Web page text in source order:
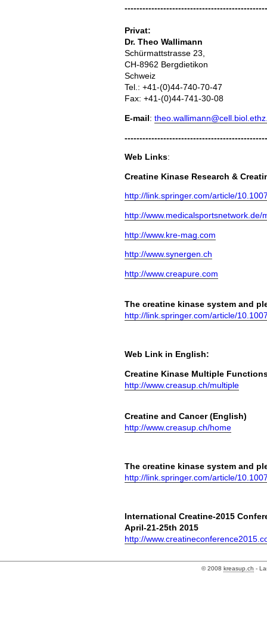
Privat:
Dr. Theo Wallimann
Schürmattstrasse 23,
CH-8962 Bergdietikon
Schweiz
Tel.: +41-(0)44-740-70-47
Fax: +41-(0)44-741-30-08
E-mail :
Web Links:
Creatine Kinase Research &
http://link.springer.com/article/
http://
http://www.kre-mag.com
http://www.synergen.ch
http://www.creapure.com
The creatine kinase system and
http://link.springer.com/article/
Web Link in English:
Creatine Kinase Multiple
http://www.creasup.ch/multiple
Creatine and Cancer
http://www.creasup.ch/home
The creatine kinase system and
http://link.springer.com/article/
International Creatine-2015
April-21-25th 2015
http://
© 2008 kreasup.ch -